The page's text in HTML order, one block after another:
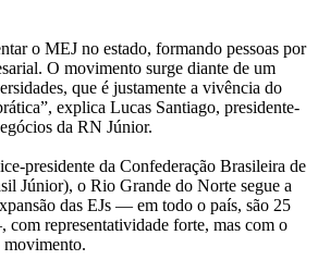
o MEJ no estado, formando pessoas por
O movimento surge diante de um
que é justamente a vivência do
explica Lucas Santiago, presidente-
da RN Júnior.
presidente da Confederação Brasileira de
Júnior), o Rio Grande do Norte segue a
das EJs — em todo o país, são 25
representatividade forte, mas com o
movimento.